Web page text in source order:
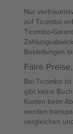
Nur
auf Ticombo
Ticombo-
Bestellungen
Faire
Bei Ticombo
gibt keine
Kosten beim
werden
vergleichen